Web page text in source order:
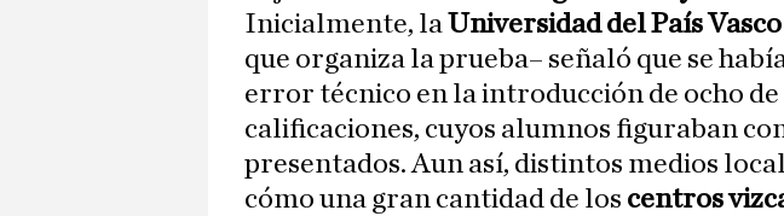
Inicialmente, laUniversidad del País
que organiza la prueba– señaló que se
error técnico en la introducción de ocho de
calificaciones, cuyos alumnos figuraban
presentados. Aun así, distintos medios
cómo una gran cantidad de los centros